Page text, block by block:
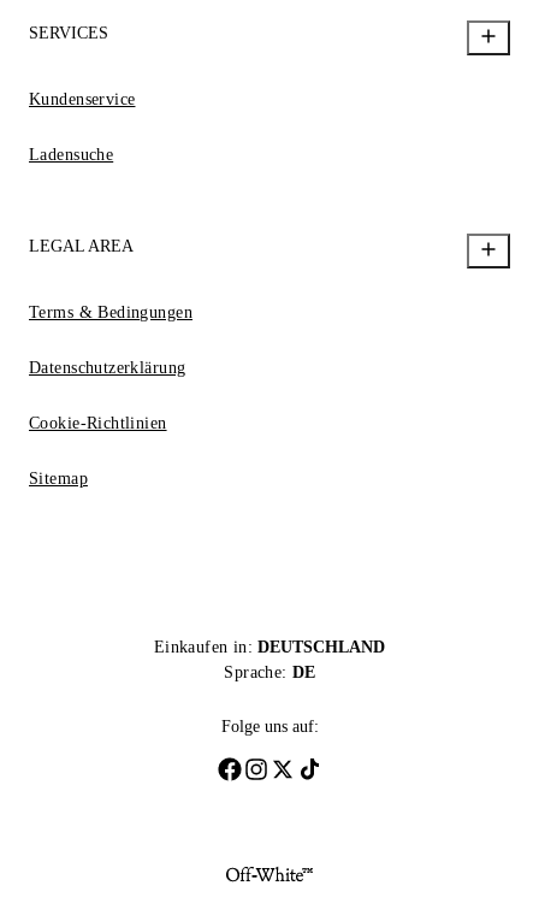
SERVICES
Kundenservice
Ladensuche
LEGAL AREA
Terms & Bedingungen
Datenschutzerklärung
Cookie-Richtlinien
Sitemap
Einkaufen in: DEUTSCHLAND
Sprache: DE
Folge uns auf: